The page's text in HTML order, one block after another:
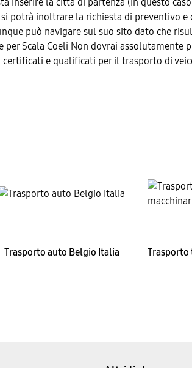
inserire la città di partenza (in questo
potrà inoltrare la richiesta di preventivo
può navigare sul suo sito dato che
Scala Coeli Non dovrai assolutamente
e qualificati per il trasporto di
Trasporto auto Belgio Italia
Trasporto